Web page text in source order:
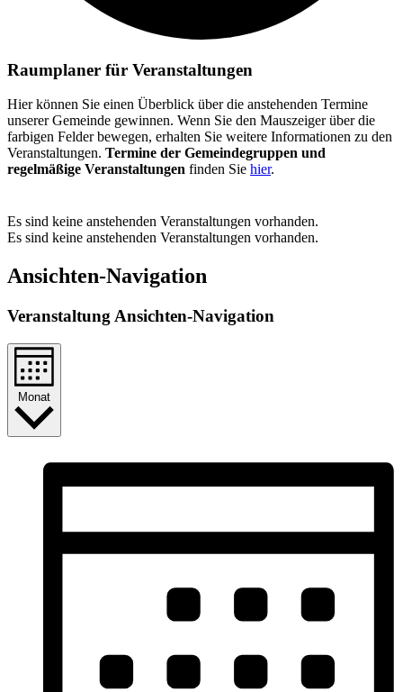
Raumplaner für Veranstaltungen
Hier können Sie einen Überblick über die anstehenden Termine
unserer Gemeinde gewinnen. Wenn Sie den Mauszeiger über die
farbigen Felder bewegen, erhalten Sie weitere Informationen zu den
Veranstaltungen. Termine der Gemeindegruppen und
regelmäßige Veranstaltungen finden Sie hier.
Es sind keine anstehenden Veranstaltungen vorhanden.
Es sind keine anstehenden Veranstaltungen vorhanden.
Ansichten-Navigation
Veranstaltung Ansichten-Navigation
Monat